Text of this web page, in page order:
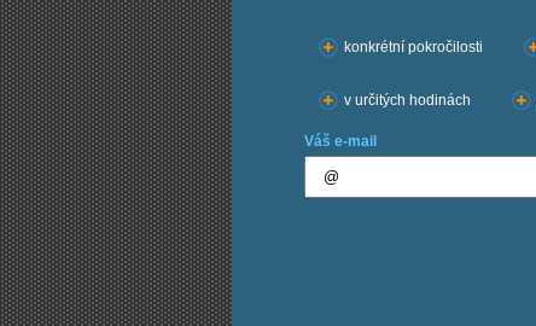
konkrétní pokročilosti
v určitých hodinách
Váš e-mail